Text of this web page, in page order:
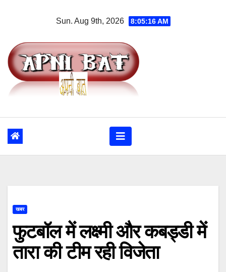
Sun. Aug 9th, 2026 8:05:17 AM
खबर
फुटबॉल में लक्ष्मी और कबड्डी में
तारा की टीम रही विजेता